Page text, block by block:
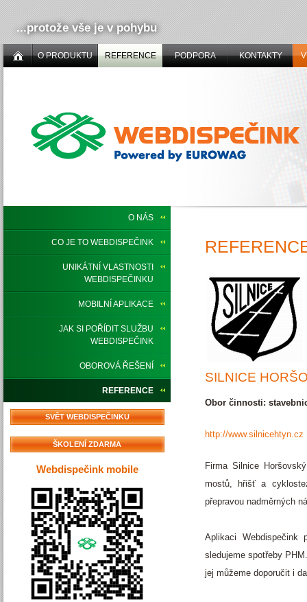
...protože vše je v pohybu
O PRODUKTU REFERENCE PODPORA KONTAKTY
O NÁS
CO JE TO WEBDISPEČINK
UNIKÁTNÍ VLASTNOSTI
WEBDISPEČINKU
MOBILNÍ APLIKACE
JAK SI POŘÍDIT SLUŽBU
WEBDISPEČINK
OBOROVÁ ŘEŠENÍ
REFERENCE
SVĚT WEBDISPEČINKU
ŠKOLENÍ ZDARMA
Webdispečink mobile
SILNICE
Obor činnosti:
http://www.silnicehtyn.cz
Firma Silnice
mostů, hřišť a
přepravou nadměrných
Aplikaci Webdispečink
sledujeme spotřeby
jej můžeme doporučit i